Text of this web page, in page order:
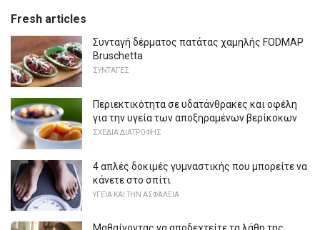
Fresh articles
Συνταγή δέρματος πατάτας χαμηλής FODMAP
Bruschetta
ΣΥΝΤΑΓΈΣ
Περιεκτικότητα σε υδατάνθρακες και οφέλη
για την υγεία των αποξηραμένων βερίκοκων
ΣΧΈΔΙΑ ΔΙΑΤΡΟΦΉΣ
4 απλές δοκιμές γυμναστικής που μπορείτε να
κάνετε στο σπίτι
ΥΓΕΊΑ ΚΑΙ ΤΗΝ ΑΣΦΆΛΕΙΑ